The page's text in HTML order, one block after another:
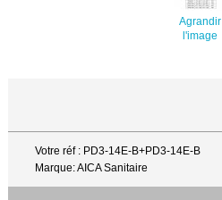
Agrandir
l'image
Votre réf : PD3-14E-B+PD3-14E-B
Marque: AICA Sanitaire